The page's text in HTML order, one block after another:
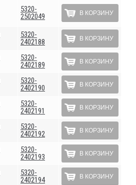
5320-
2502049
В КОРЗИНУ
5320-
2402188
В КОРЗИНУ
5320-
2402189
В КОРЗИНУ
5320-
2402190
В КОРЗИНУ
5320-
2402191
В КОРЗИНУ
5320-
2402192
В КОРЗИНУ
5320-
2402193
В КОРЗИНУ
5320-
2402194
В КОРЗИНУ